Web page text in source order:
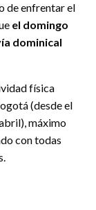
de enfrentar el
el domingo
dominical
física
(desde el
máximo
con todas